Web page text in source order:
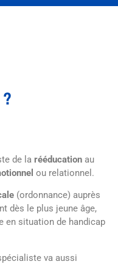
de la rééducation au
ou relationnel.
(ordonnance) auprès
dès le plus jeune âge,
en situation de handicap
va aussi